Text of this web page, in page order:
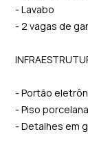
- Lavabo
- 2 vagas de
- Portão
- Piso
- Detalhes em